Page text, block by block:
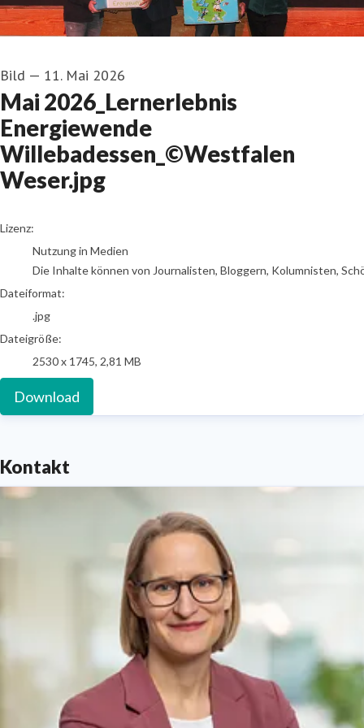
Bild — 11. Mai 2026
Mai 2026_Lernerlebnis
Energiewende
Willebadessen_©Westfalen
Weser.jpg
go to media item
Lizenz:
Nutzung in Medien
Die Inhalte können von Journalisten, Bloggern, Kolumnisten,
Dateiformat:
.jpg
Dateigröße:
2530 x 1745, 2,81 MB
Download
Kontakt